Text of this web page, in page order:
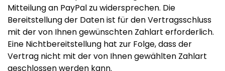
Mitteilung an PayPal zu widersprechen. Die
Bereitstellung der Daten ist für den Vertragsschluss
mit der von Ihnen gewünschten Zahlart erforderlich.
Eine Nichtbereitstellung hat zur Folge, dass der
Vertrag nicht mit der von Ihnen gewählten Zahlart
geschlossen werden kann.